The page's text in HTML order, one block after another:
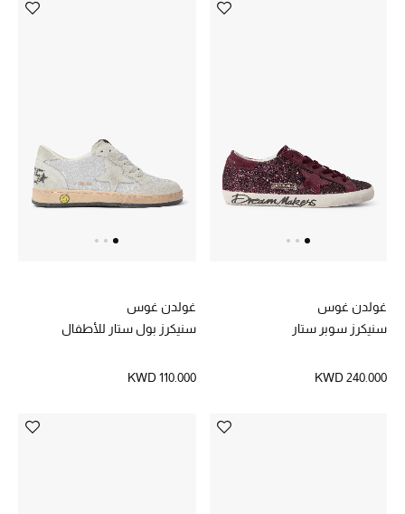
غولدن غوس
سنيكرز سوبر ستار
KWD 240.000
غولدن غوس
سنيكرز بول ستار للأطفال
KWD 110.000